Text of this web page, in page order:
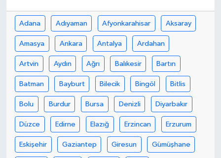
Adana Adıyaman Afyonkarahisar Aksaray
Amasya Ankara Antalya Ardahan
Artvin Aydın Ağrı Balıkesir Bartın
Batman Bayburt Bilecik Bingöl Bitlis
Bolu Burdur Bursa Denizli Diyarbakır
Düzce Edirne Elazığ Erzincan Erzurum
Eskişehir Gaziantep Giresun Gümüşhane
Yaşam